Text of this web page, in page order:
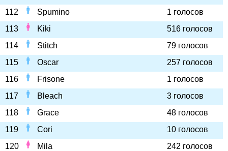
112
Spumino
1 голосов
113
Kiki
516 голосов
114
Stitch
79 голосов
115
Oscar
257 голосов
116
Frisone
1 голосов
117
Bleach
3 голосов
118
Grace
48 голосов
119
Cori
10 голосов
120
Mila
242 голосов